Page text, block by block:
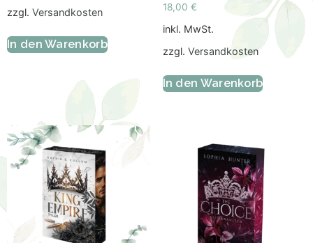
zzgl. Versandkosten
In den Warenkorb
18,00 €
inkl. MwSt.
zzgl. Versandkosten
In den Warenkorb